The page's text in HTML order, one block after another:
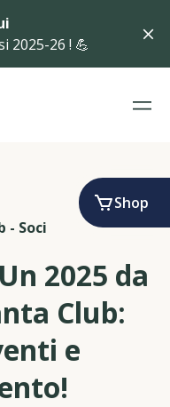
2025-26 ! 💪
Shop
- Soci
2025 da
Club:
e